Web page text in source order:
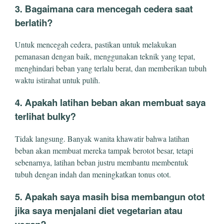
3. Bagaimana cara mencegah cedera saat
berlatih?
Untuk mencegah cedera, pastikan untuk melakukan
pemanasan dengan baik, menggunakan teknik yang tepat,
menghindari beban yang terlalu berat, dan memberikan tubuh
waktu istirahat untuk pulih.
4. Apakah latihan beban akan membuat saya
terlihat bulky?
Tidak langsung. Banyak wanita khawatir bahwa latihan
beban akan membuat mereka tampak berotot besar, tetapi
sebenarnya, latihan beban justru membantu membentuk
tubuh dengan indah dan meningkatkan tonus otot.
5. Apakah saya masih bisa membangun otot
jika saya menjalani diet vegetarian atau